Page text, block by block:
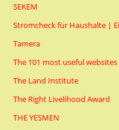
SEKEM
Stromcheck für Haushalte |
Tamera
The 101 most useful websites
The Land Institute
The Right Livelihood Award
THE YESMEN